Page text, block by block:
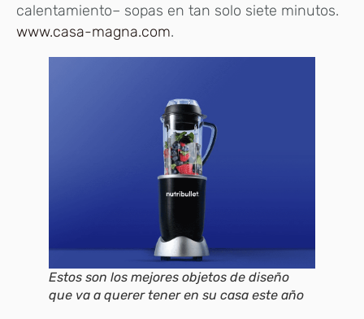
calentamiento– sopas en tan solo siete minutos.
www.casa-magna.com.
Estos son los mejores objetos de diseño
que va a querer tener en su casa este año